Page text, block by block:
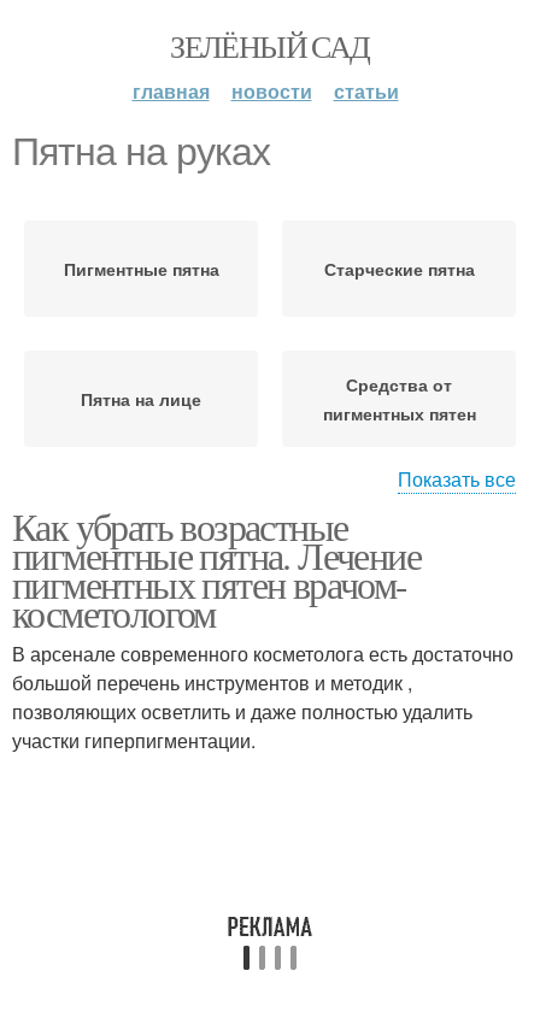
ЗЕЛЁНЫЙ САД
главная новости статьи
Пятна на руках
Пигментные пятна Старческие пятна
Пятна на лице
Средства от
пигментных пятен
Пятна в домашних
условиях
Показать все
Как убрать возрастные
пигментные пятна. Лечение
пигментных пятен врачом-
косметологом
В арсенале современного косметолога есть достаточно
большой перечень инструментов и методик ,
позволяющих осветлить и даже полностью удалить
участки гиперпигментации.